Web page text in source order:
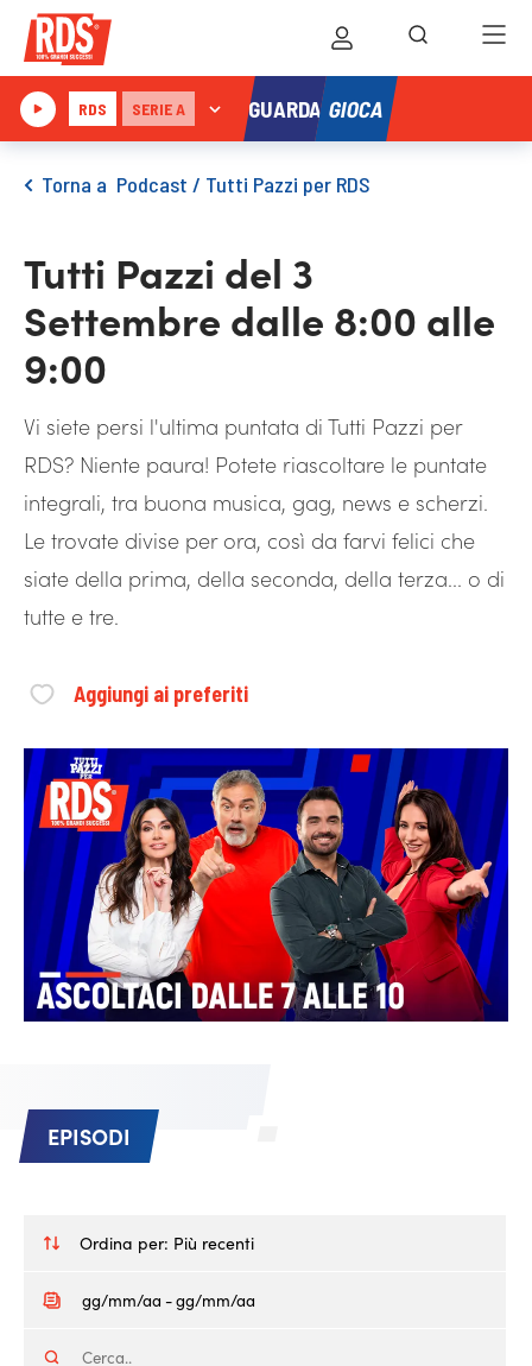
RDS SERIE A GUARDA GIOCA
Torna a Podcast / Tutti Pazzi per RDS
Tutti Pazzi del 3
Settembre dalle 8:00 alle
9:00
Vi siete persi l'ultima puntata di Tutti Pazzi per
RDS? Niente paura! Potete riascoltare le puntate
integrali, tra buona musica, gag, news e scherzi.
Le trovate divise per ora, così da farvi felici che
siate della prima, della seconda, della terza... o di
tutte e tre.
Aggiungi ai preferiti
EPISODI
Ordina per: Più recenti